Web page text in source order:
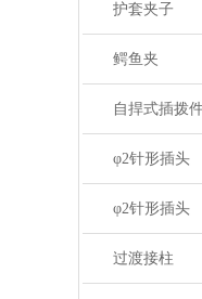
护套夹子
鳄鱼夹
自捍式插拨
φ2针形插头
φ2针形插头
过渡接柱